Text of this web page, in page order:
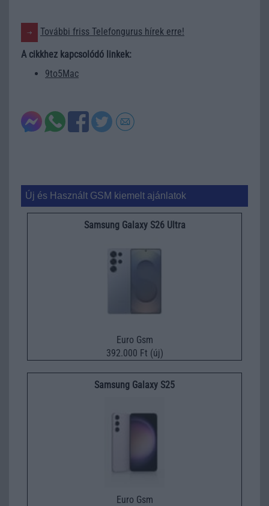
További friss Telefongurus hírek erre!
A cikkhez kapcsolódó linkek:
9to5Mac
Új és Használt GSM kiemelt ajánlatok
Samsung Galaxy S26 Ultra
Euro Gsm
392.000 Ft (új)
Samsung Galaxy S25
Euro Gsm